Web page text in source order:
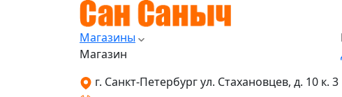
Магазины
Магазин
г. Санкт-Петербург ул. Стахановцев, д. 10 к. 3